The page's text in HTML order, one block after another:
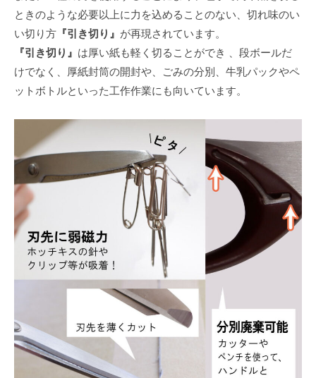
ときのような必要以上に力を込めることのない、切れ味のい
い切り方 『引き切り』 が再現されています。
『引き切り』 は厚い紙も軽く切ることができ 、段ボールだ
けでなく、厚紙封筒の開封や、ごみの分別、牛乳パックやペ
ットボトルといった工作作業にも向いています。